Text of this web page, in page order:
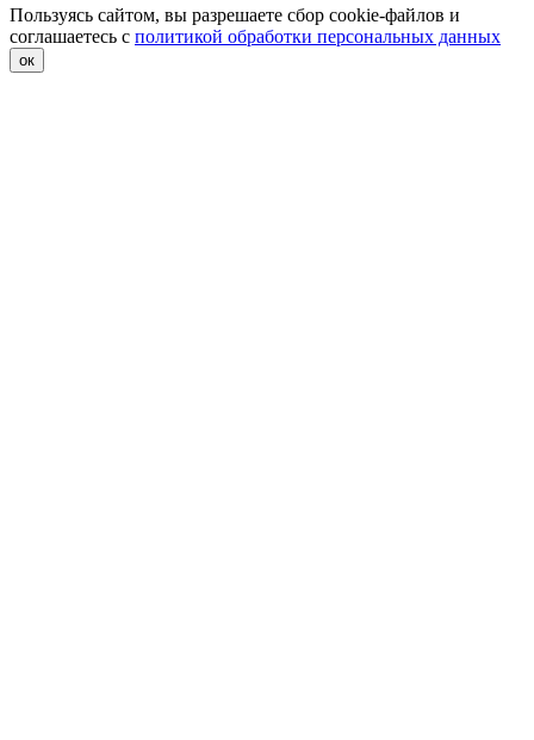
Пользуясь сайтом, вы разрешаете сбор cookie-файлов и
соглашаетесь с политикой обработки персональных данных
ок